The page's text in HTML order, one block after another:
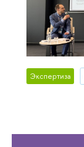
Экспертиза